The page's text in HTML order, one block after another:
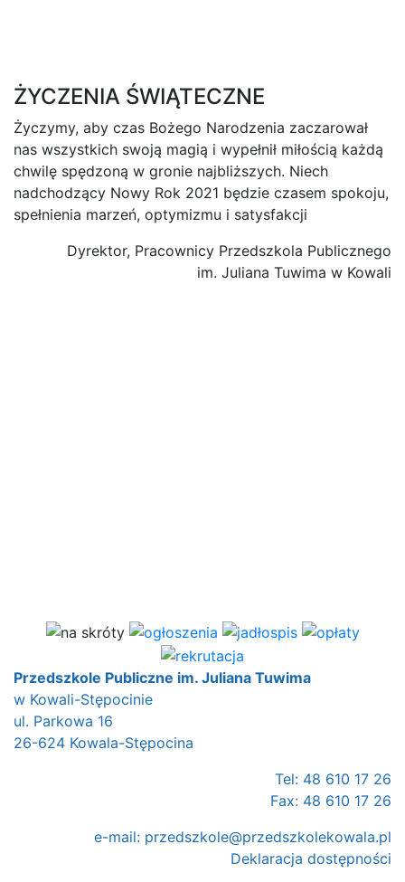
ŻYCZENIA ŚWIĄTECZNE
Życzymy, aby czas Bożego Narodzenia zaczarował
nas wszystkich swoją magią i wypełnił miłością każdą
chwilę spędzoną w gronie najbliższych. Niech
nadchodzący Nowy Rok 2021 będzie czasem spokoju,
spełnienia marzeń, optymizmu i satysfakcji
Dyrektor, Pracownicy Przedszkola Publicznego
im. Juliana Tuwima w Kowali
Przedszkole Publiczne im. Juliana Tuwima
w Kowali-Stępocinie
ul. Parkowa 16
26-624 Kowala-Stępocina
Tel: 48 610 17 26
Fax: 48 610 17 26
e-mail: przedszkole@przedszkolekowala.pl
Deklaracja dostępności